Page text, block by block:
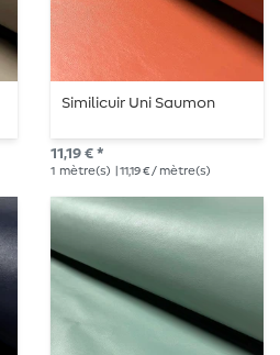
Similicuir Uni Saumon
11,19 € *
1 mètre(s) | 11,19 € / mètre(s)